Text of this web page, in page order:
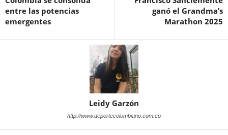
entre las potencias
emergentes
ganó el Grandma’s
Marathon 2025
Leidy Garzón
http://www.deportecolombiano.com.co